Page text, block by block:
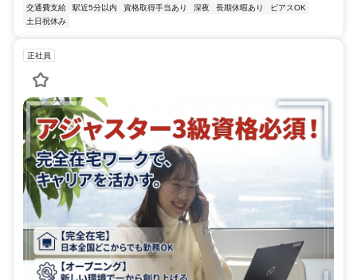
交通費支給
駅近5分以内 資格取得手当あり 深夜 長期休暇あり
ピアスOK
土日祝休み
正社員